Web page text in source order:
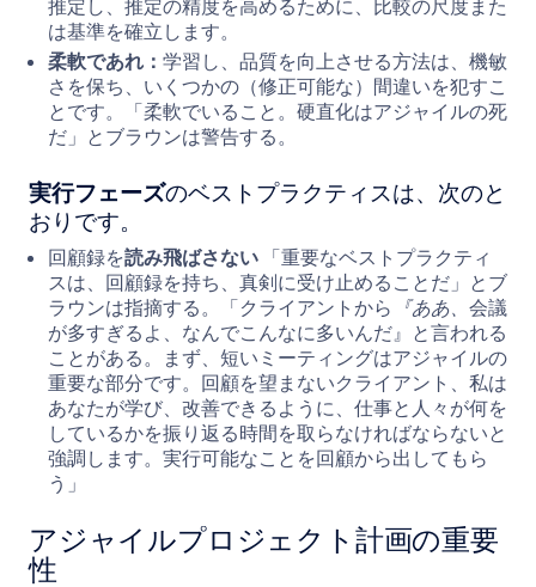
推定し、推定の精度を高めるために、比較の尺度また
は基準を確立します。
柔軟であれ： 学習し、品質を向上させる方法は、機敏
さを保ち、いくつかの（修正可能な）間違いを犯すこ
とです。「柔軟でいること。硬直化はアジャイルの死
だ」とブラウンは警告する。
実行フェーズのベストプラクティスは、次のと
おりです。
回顧録を読み飛ばさない 「重要なベストプラクティ
スは、回顧録を持ち、真剣に受け止めることだ」とブ
ラウンは指摘する。「クライアントから 『ああ、 会議
が多すぎるよ、なんでこんなに多いんだ』と言われる
ことがある。まず、短いミーティングはアジャイルの
重要な部分です。回顧を望まないクライアント、私は
あなたが学び、改善できるように、仕事と人々が何を
しているかを振り返る時間を取らなければならないと
強調します。実行可能なことを回顧から出してもら
う」
アジャイルプロジェクト計画の重要
性